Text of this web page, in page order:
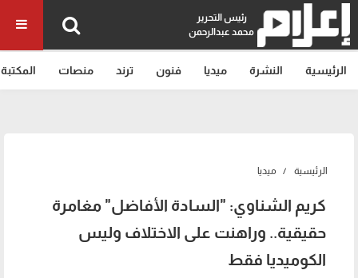
رئيس التحرير
محمد عبدالرحمن
الرئيسية النشرة ميديا فنون ترند منصات المكتبة
الرئيسية ميديا
كريم الشناوي: "السادة الأفاضل" مغامرة
حقيقية.. وراهنت على الاختلاف وليس
الكوميديا فقط